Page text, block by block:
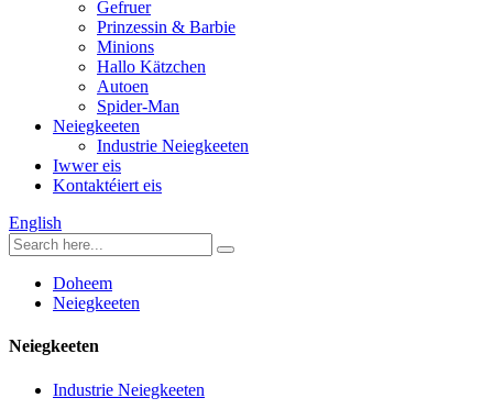
Gefruer
Prinzessin & Barbie
Minions
Hallo Kätzchen
Autoen
Spider-Man
Neiegkeeten
Industrie Neiegkeeten
Iwwer eis
Kontaktéiert eis
English
Doheem
Neiegkeeten
Neiegkeeten
Industrie Neiegkeeten